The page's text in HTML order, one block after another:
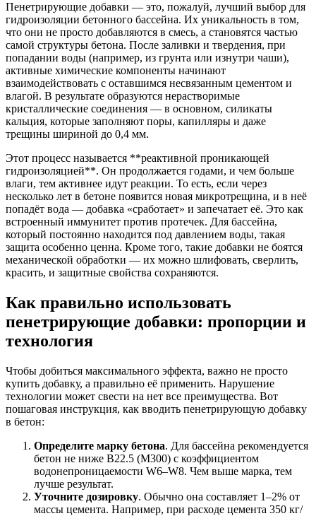
Пенетрирующие добавки — это, пожалуй, лучший выбор для
гидроизоляции бетонного бассейна. Их уникальность в том,
что они не просто добавляются в смесь, а становятся частью
самой структуры бетона. После заливки и твердения, при
попадании воды (например, из грунта или изнутри чаши),
активные химические компоненты начинают
взаимодействовать с оставшимся несвязанным цементом и
влагой. В результате образуются нерастворимые
кристаллические соединения — в основном, силикаты
кальция, которые заполняют поры, капилляры и даже
трещины шириной до 0,4 мм.
Этот процесс называется **реактивной проникающей
гидроизоляцией**. Он продолжается годами, и чем больше
влаги, тем активнее идут реакции. То есть, если через
несколько лет в бетоне появится новая микротрещина, и в неё
попадёт вода — добавка «сработает» и запечатает её. Это как
встроенный иммунитет против протечек. Для бассейна,
который постоянно находится под давлением воды, такая
защита особенно ценна. Кроме того, такие добавки не боятся
механической обработки — их можно шлифовать, сверлить,
красить, и защитные свойства сохраняются.
Как правильно использовать
пенетрирующие добавки: пропорции и
технология
Чтобы добиться максимального эффекта, важно не просто
купить добавку, а правильно её применить. Нарушение
технологии может свести на нет все преимущества. Вот
пошаговая инструкция, как вводить пенетрирующую добавку
в бетон:
Определите марку бетона. Для бассейна рекомендуется
бетон не ниже В22.5 (М300) с коэффициентом
водонепроницаемости W6–W8. Чем выше марка, тем
лучше результат.
Уточните дозировку. Обычно она составляет 1–2% от
массы цемента. Например, при расходе цемента 350 кг/